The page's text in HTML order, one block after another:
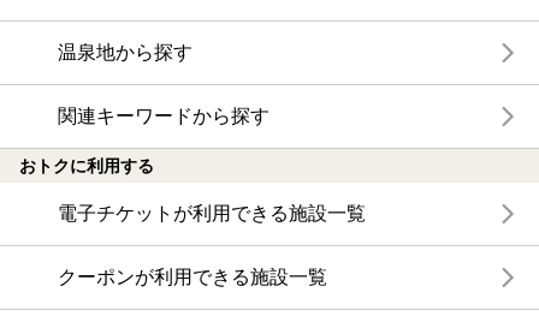
温泉地から探す
関連キーワードから探す
おトクに利用する
電子チケットが利用できる施設一覧
クーポンが利用できる施設一覧